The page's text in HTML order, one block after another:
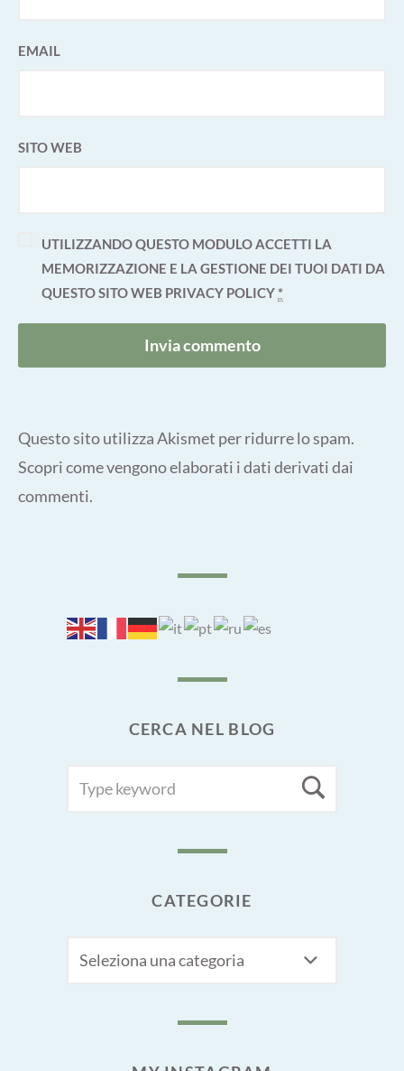
EMAIL
SITO WEB
UTILIZZANDO QUESTO MODULO ACCETTI LA
MEMORIZZAZIONE E LA GESTIONE DEI TUOI DATI DA
QUESTO SITO WEB PRIVACY POLICY*
Questo sito utilizza Akismet per ridurre lo spam.
Scopri come vengono elaborati i dati derivati dai
commenti.
CERCA NEL BLOG
FOR:
CATEGORIE